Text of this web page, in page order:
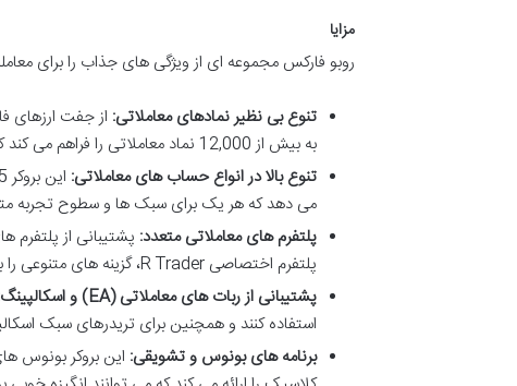
مزایا
روبو فارکس مجموعه ای از ویژگی های جذاب را برای
تنوع بی نظیر نمادهای معاملاتی: از جفت ارزهای
به بیش از 12,000 نماد معاملاتی را فراهم می کند که این تنوع برای اکثر تریدرها رضایت بخش است.
تنوع بالا در انواع حساب های معاملاتی:
می دهد که هر یک برای سبک ها و سطوح تجربه
پلتفرم های معاملاتی متعدد:
پلتفرم اختصاصی R Trader، گزینه های متنوعی را برای تحلیل و معامله در اختیار کاربران قرار می دهد.
پشتیبانی از ربات های معاملاتی (EA) و اسکالپینگ:
استفاده کنند و همچنین برای تریدرهای سبک
برنامه های بونوس و تشویقی: